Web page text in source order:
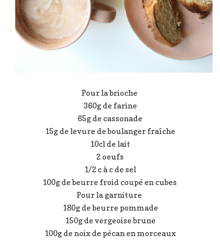
Pour la brioche
360g de farine
65g de cassonade
15g de levure de boulanger fraîche
10cl de lait
2 oeufs
1/2 c à c de sel
100g de beurre froid coupé en cubes
Pour la garniture
180g de beurre pommade
150g de vergeoise brune
100g de noix de pécan en morceaux